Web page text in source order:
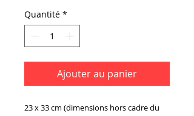
Quantité *
Ajouter au panier
23 x 33 cm (dimensions hors cadre du